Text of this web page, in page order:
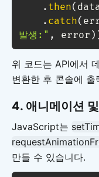
. then(
. catch(
발생:" , error )
위 코드는 API에서
변환한 후 콘솔에 출
4. 애니메이션
JavaScript는
만들 수 있습니다.